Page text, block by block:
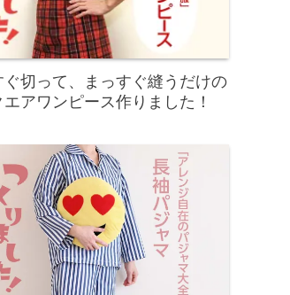
ぐ切って、まっすぐ縫うだけの
アワンピース作りました！